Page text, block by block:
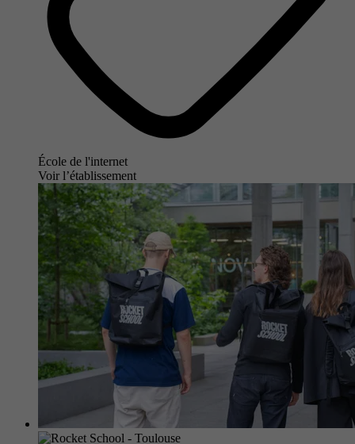
École de l'internet
Voir l’établissement